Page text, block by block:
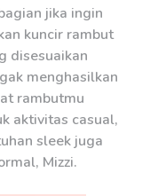
jika ingin
kuncir rambut
disesuaikan
menghasilkan
rambutmu
aktivitas casual,
sleek juga
Mizzi.